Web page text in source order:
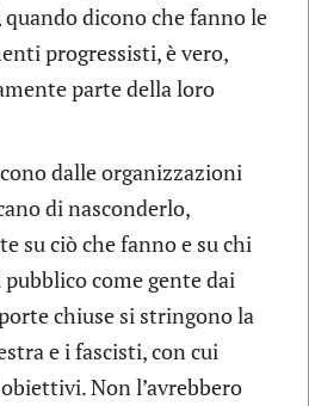
dicono che fanno le
progressisti, è vero,
parte della loro
dalle organizzazioni
di nasconderlo,
su ciò che fanno e su chi
come gente dai
chiuse si stringono la
e i fascisti, con cui
Non l’avrebbero